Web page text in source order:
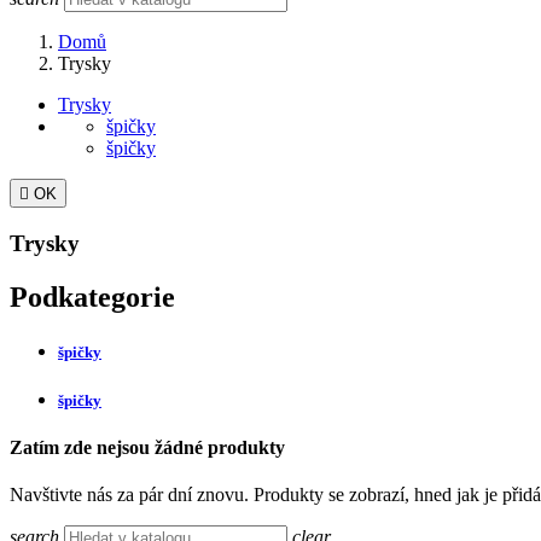
Domů
Trysky
Trysky
špičky
špičky
 OK
Trysky
Podkategorie
špičky
špičky
Zatím zde nejsou žádné produkty
Navštivte nás za pár dní znovu. Produkty se zobrazí, hned jak je